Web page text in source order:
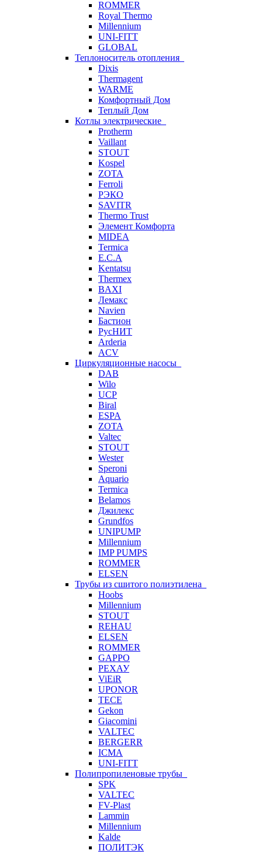
ROMMER
Royal Thermo
Millennium
UNI-FITT
GLOBAL
Теплоноситель отопления
Dixis
Thermagent
WARME
Комфортный Дом
Теплый Дом
Котлы электрические
Protherm
Vaillant
STOUT
Kospel
ZOTA
Ferroli
РЭКО
SAVITR
Thermo Trust
Элемент Комфорта
MIDEA
Termica
E.C.A
Kentatsu
Thermex
BAXI
Лемакс
Navien
Бастион
РусНИТ
Arderia
ACV
Циркуляционные насосы
DAB
Wilo
UCP
Biral
ESPA
ZOTA
Valtec
STOUT
Wester
Speroni
Aquario
Termica
Belamos
Джилекс
Grundfos
UNIPUMP
Millennium
IMP PUMPS
ROMMER
ELSEN
Трубы из сшитого полиэтилена
Hoobs
Millennium
STOUT
REHAU
ELSEN
ROMMER
GAPPO
РЕХАУ
ViEiR
UPONOR
TECE
Gekon
Giacomini
VALTEC
BERGERR
ICMA
UNI-FITT
Полипропиленовые трубы
SPK
VALTEC
FV-Plast
Lammin
Millennium
Kalde
ПОЛИТЭК